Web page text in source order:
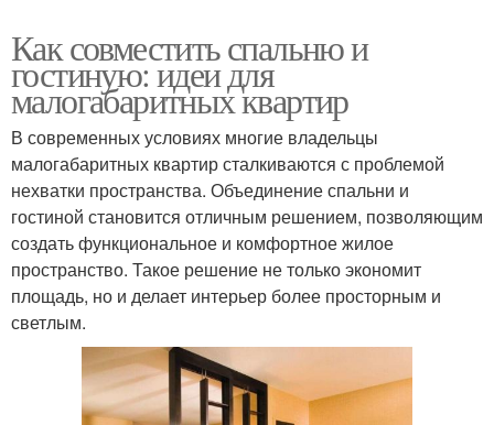
Как совместить спальню и
гостиную: идеи для
малогабаритных квартир
В современных условиях многие владельцы
малогабаритных квартир сталкиваются с проблемой
нехватки пространства. Объединение спальни и
гостиной становится отличным решением, позволяющим
создать функциональное и комфортное жилое
пространство. Такое решение не только экономит
площадь, но и делает интерьер более просторным и
светлым.